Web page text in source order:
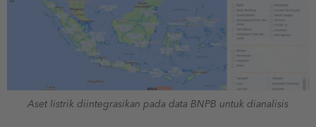
Aset listrik diintegrasikan pada data BNPB untuk dianalisis